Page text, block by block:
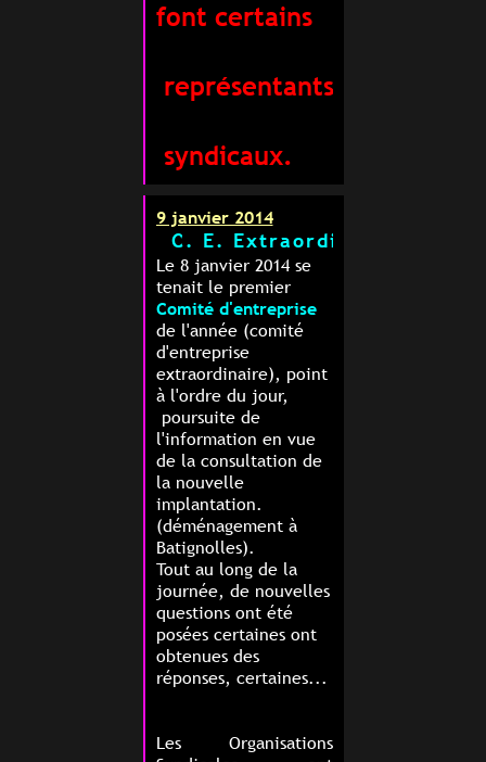
font certains
représentants
syndicaux.
9 janvier 2014
C. E. Extraordinaire
Le 8 janvier 2014 se
tenait le premier
Comité d'entreprise
de l'année (comité
d'entreprise
extraordinaire), point
à l'ordre du jour,
poursuite de
l'information en vue
de la consultation de
la nouvelle
implantation.
(déménagement à
Batignolles).
Tout au long de la
journée, de nouvelles
questions ont été
posées certaines ont
obtenues des
réponses, certaines...
Les Organisations